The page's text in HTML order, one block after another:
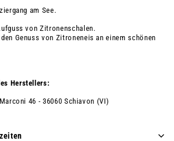
am See.
von Zitronenschalen.
Genuss von Zitroneneis an einem schönen
Herstellers:
46 - 36060 Schiavon (VI)